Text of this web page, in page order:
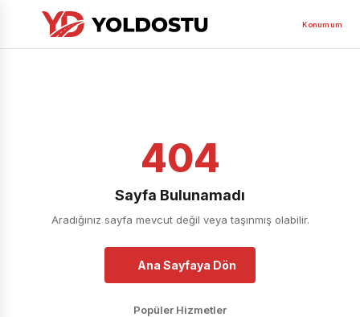
Konumum
404
Sayfa Bulunamadı
Aradığınız sayfa mevcut değil veya taşınmış olabilir.
Ana Sayfaya Dön
Popüler Hizmetler